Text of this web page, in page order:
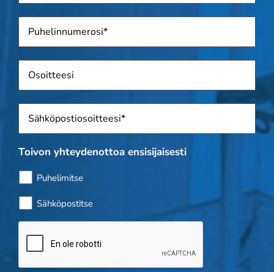
Puhelin *
Osoite
Sposti *
Toivon yhteydenottoa ensisijaisesti
Puhelimitse
Sähköpostitse